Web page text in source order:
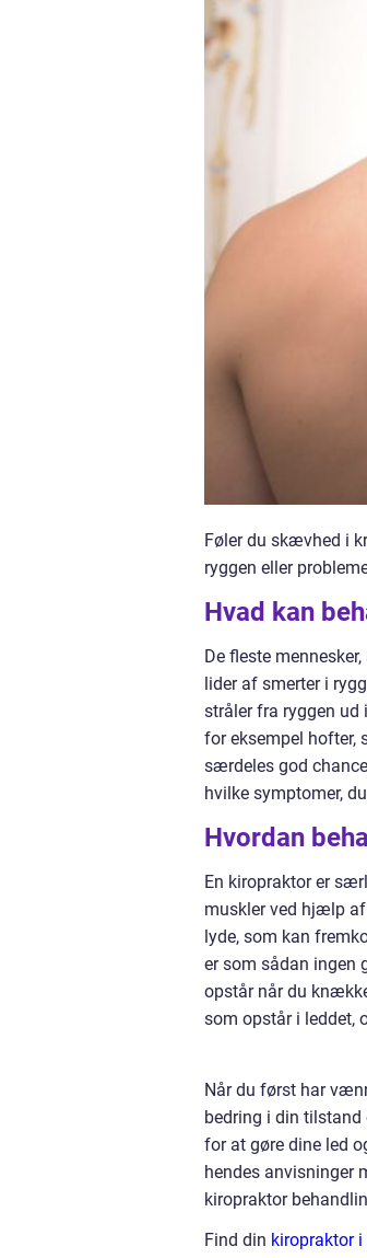
Føler du skævhed i
ryggen eller
Hvad kan
De fleste
lider af smerter i
stråler fra ryggen ud
for eksempel hofter,
særdeles god
hvilke symptomer,
Hvordan
En kiropraktor er
muskler ved hjælp
lyde, som kan
er som sådan ingen
opstår når du
som opstår i leddet,
Når du først har
bedring i din tilstand
for at gøre dine led
hendes anvisninger
kiropraktor
Find din kiropraktor